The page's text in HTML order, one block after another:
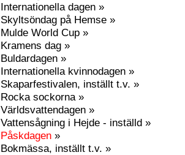
Internationella dagen »
Skyltsöndag på Hemse »
Mulde World Cup »
Kramens dag »
Buldardagen »
Internationella kvinnodagen »
Skaparfestivalen, inställt t.v. »
Rocka sockorna »
Världsvattendagen »
Vattensågning i Hejde - inställd »
Påskdagen »
Bokmässa, inställt t.v. »